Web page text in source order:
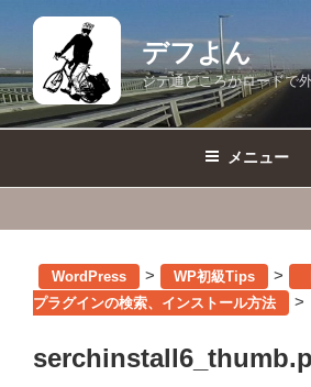
テ
ン
ツ
デフよん
ジテ通どころかロードで
メニュー
WordPress > WP初級Tips >
プラグインの検索、インストール方法
>